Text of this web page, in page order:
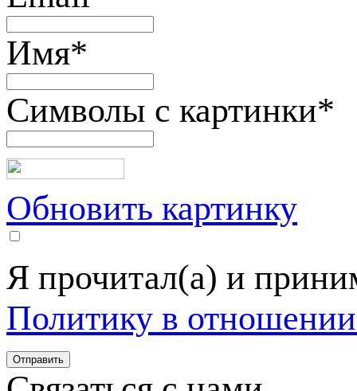
Имя*
Символы с картинки*
Обновить картинку
Я прочитал(а) и
Политику в